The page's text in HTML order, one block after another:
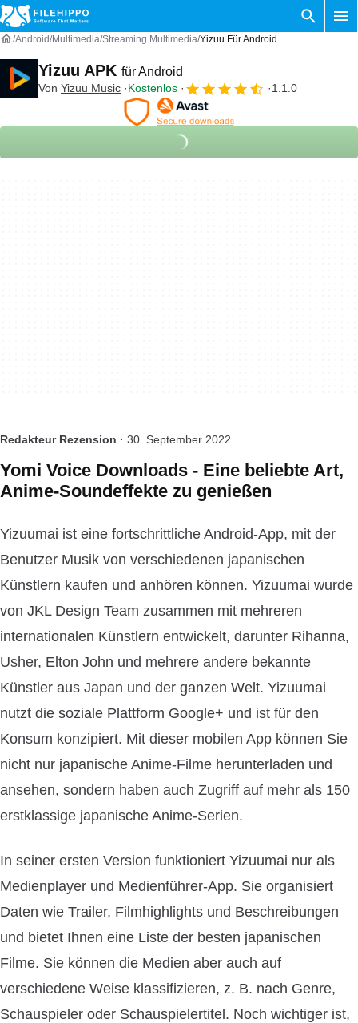
Android Multimedia Streaming Multimedia Yizuu Für Android
Yizuu APK für Android
Von Yizuu Music Kostenlos 1.1.0
Redakteur Rezension · 30. September 2022
Yomi Voice Downloads - Eine beliebte Art,
Anime-Soundeffekte zu genießen
Yizuumai ist eine fortschrittliche Android-App, mit der
Benutzer Musik von verschiedenen japanischen
Künstlern kaufen und anhören können. Yizuumai wurde
von JKL Design Team zusammen mit mehreren
internationalen Künstlern entwickelt, darunter Rihanna,
Usher, Elton John und mehrere andere bekannte
Künstler aus Japan und der ganzen Welt. Yizuumai
nutzt die soziale Plattform Google+ und ist für den
Konsum konzipiert. Mit dieser mobilen App können Sie
nicht nur japanische Anime-Filme herunterladen und
ansehen, sondern haben auch Zugriff auf mehr als 150
erstklassige japanische Anime-Serien.
In seiner ersten Version funktioniert Yizuumai nur als
Medienplayer und Medienführer-App. Sie organisiert
Daten wie Trailer, Filmhighlights und Beschreibungen
und bietet Ihnen eine Liste der besten japanischen
Filme. Sie können die Medien aber auch auf
verschiedene Weise klassifizieren, z. B. nach Genre,
Schauspieler oder Schauspielertitel. Noch wichtiger ist,